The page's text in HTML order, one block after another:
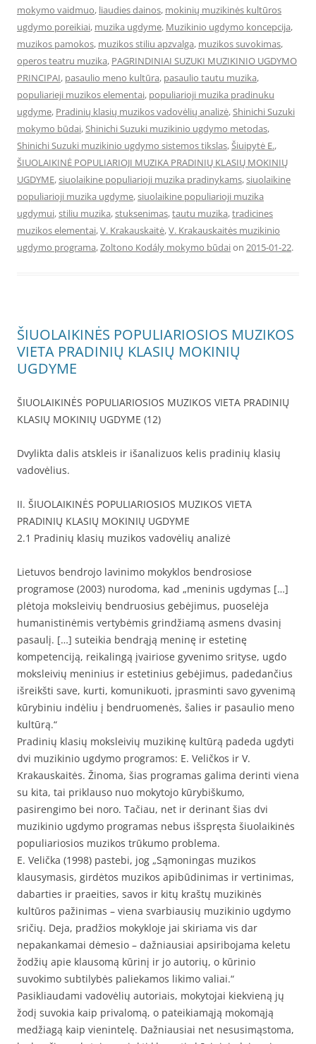
mokymo vaidmuo, liaudies dainos, mokinių muzikinės kultūros
ugdymo poreikiai, muzika ugdyme, Muzikinio ugdymo koncepcija,
muzikos pamokos, muzikos stiliu apzvalga, muzikos suvokimas,
operos teatru muzika, PAGRINDINIAI SUZUKI MUZIKINIO UGDYMO
PRINCIPAI, pasaulio meno kultūra, pasaulio tautu muzika,
populiarieji muzikos elementai, populiarioji muzika pradinuku
ugdyme, Pradinių klasių muzikos vadovėlių analizė,Shinichi Suzuki
mokymo būdai,Shinichi Suzuki muzikinio ugdymo metodas,
Shinichi Suzuki muzikinio ugdymo sistemos tikslas,Šiuipytė E.,
ŠIUOLAIKINĖ POPULIARIOJI MUZIKA PRADINIŲ KLASIŲ MOKINIŲ
UGDYME,siuolaikine populiarioji muzika pradinykams,siuolaikine
populiarioji muzika ugdyme,siuolaikine populiarioji muzika
ugdymui,stiliu muzika,stuksenimas,tautu muzika,tradicines
muzikos elementai,V. Krakauskaitė,V. Krakauskaitės muzikinio
ugdymo programa,Zoltono Kodály mokymo būdaion 2015-01-22.
ŠIUOLAIKINĖS POPULIARIOSIOS MUZIKOS
VIETA PRADINIŲ KLASIŲ MOKINIŲ
UGDYME
ŠIUOLAIKINĖS POPULIARIOSIOS MUZIKOS VIETA PRADINIŲ
KLASIŲ MOKINIŲ UGDYME (12)
Dvylikta dalis atskleis ir išanalizuos kelis pradinių klasių
vadovėlius.
II. ŠIUOLAIKINĖS POPULIARIOSIOS MUZIKOS VIETA
PRADINIŲ KLASIŲ MOKINIŲ UGDYME
2.1 Pradinių klasių muzikos vadovėlių analizė
Lietuvos bendrojo lavinimo mokyklos bendrosiose
programose (2003) nurodoma, kad „meninis ugdymas […]
plėtoja moksleivių bendruosius gebėjimus, puoselėja
humanistinėmis vertybėmis grindžiamą asmens dvasinį
pasaulį. […] suteikia bendrąją meninę ir estetinę
kompetenciją, reikalingą įvairiose gyvenimo srityse, ugdo
moksleivių meninius ir estetinius gebėjimus, padedančius
išreikšti save, kurti, komunikuoti, įprasminti savo gyvenimą
kūrybiniu indėliu į bendruomenės, šalies ir pasaulio meno
kultūrą.“
Pradinių klasių moksleivių muzikinę kultūrą padeda ugdyti
dvi muzikinio ugdymo programos: E. Veličkos ir V.
Krakauskaitės. Žinoma, šias programas galima derinti viena
su kita, tai priklauso nuo mokytojo kūrybiškumo,
pasirengimo bei noro. Tačiau, net ir derinant šias dvi
muzikinio ugdymo programas nebus išspręsta šiuolaikinės
populiariosios muzikos trūkumo problema.
E. Velička (1998) pastebi, jog „Sąmoningas muzikos
klausymasis, girdėtos muzikos apibūdinimas ir vertinimas,
dabarties ir praeities, savos ir kitų kraštų muzikinės
kultūros pažinimas – viena svarbiausių muzikinio ugdymo
sričių. Deja, pradžios mokykloje jai skiriama vis dar
nepakankamai dėmesio – dažniausiai apsiribojama keletu
žodžių apie klausomą kūrinį ir jo autorių, o kūrinio
suvokimo subtilybės paliekamos likimo valiai.“
Pasikliaudami vadovėlių autoriais, mokytojai kiekvieną jų
žodį suvokia kaip privalomą, o pateikiamąją mokomąją
medžiagą kaip vienintelę. Dažniausiai net nesusimąstoma,